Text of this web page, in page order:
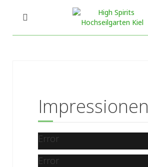
Impressionen
Error
Error